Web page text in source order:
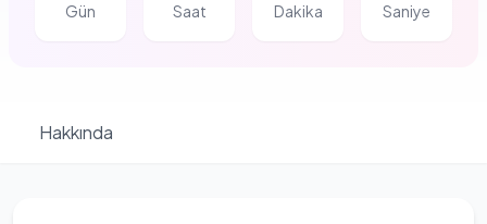
Gün Saat Dakika Saniye
Hakkında